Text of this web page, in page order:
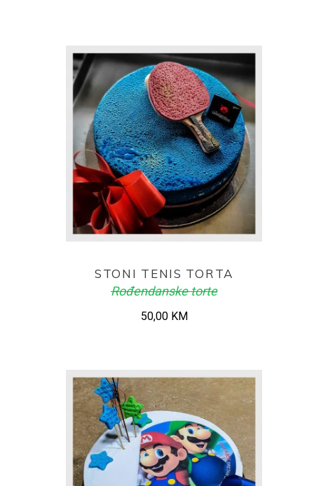
STONI TENIS TORTA
Rođendanske torte
50,00 KM